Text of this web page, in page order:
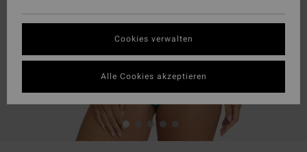
Cookies verwalten
Alle Cookies akzeptieren